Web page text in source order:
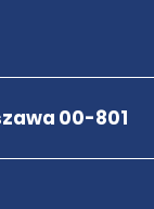
00-801